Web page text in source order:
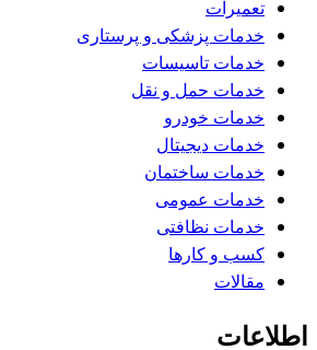
تعمیرات
خدمات پزشکی و پرستاری
خدمات تاسیسات
خدمات حمل و نقل
خدمات خودرو
خدمات دیجیتال
خدمات ساختمان
خدمات عمومی
خدمات نظافتی
کسب و کارها
مقالات
اطلاعات